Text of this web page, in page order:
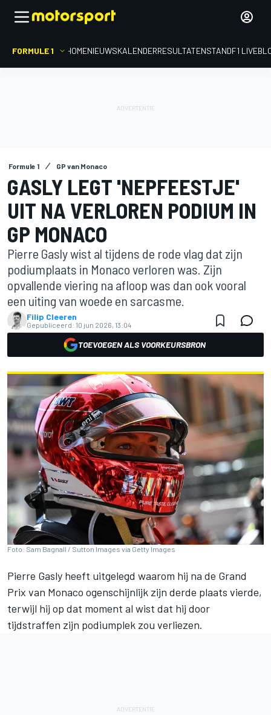
FORMULE 1 HOMENIEUWSKALENDERRESULTATENSTANDF1
Formule 1 GP van Monaco
GASLY LEGT 'NEPFEESTJE'
UIT NA VERLOREN PODIUM IN
GP MONACO
Pierre Gasly wist al tijdens de rode vlag dat zijn
podiumplaats in Monaco verloren was. Zijn
opvallende viering na afloop was dan ook vooral
een uiting van woede en sarcasme.
Filip Cleeren
Gepubliceerd: 10 jun 2026, 13:04
TOEVOEGEN ALS VOORKEURSBRON
Foto: Sam Bagnall / Sutton Images via Getty Images
Pierre Gasly heeft uitgelegd waarom hij na de Grand
Prix van Monaco ogenschijnlijk zijn derde plaats vierde,
terwijl hij op dat moment al wist dat hij door
tijdstraffen zijn podiumplek zou verliezen.